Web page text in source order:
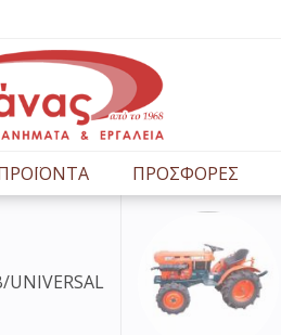
ΠΡΟΣΦΟΡΕΣ
ΤΡΑΚΤΕΡ KUBOTA